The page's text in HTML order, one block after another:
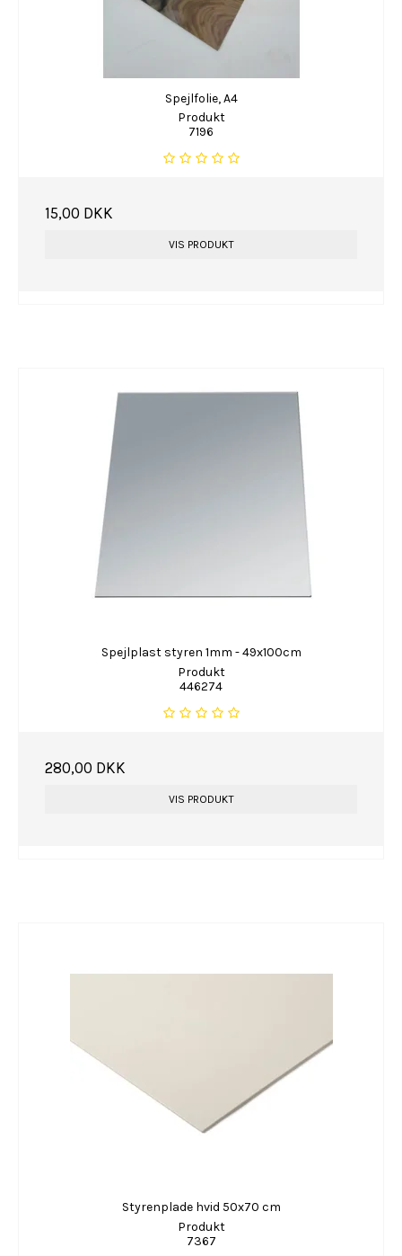
Spejlfolie, A4
Produkt
7196
15,00 DKK
VIS PRODUKT
Spejlplast styren 1mm - 49x100cm
Produkt
446274
280,00 DKK
VIS PRODUKT
Styrenplade hvid 50x70 cm
Produkt
7367